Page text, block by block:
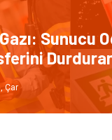
Sunucu
Çar